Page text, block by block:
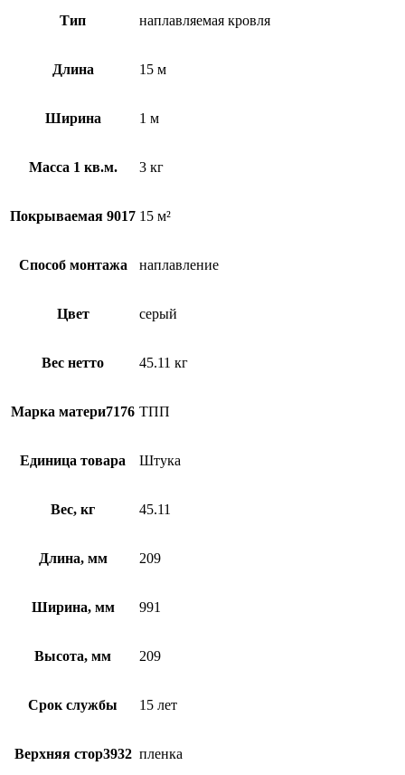
Тип наплавляемая кровля
Длина 15 м
Ширина 1 м
Масса 1 кв.м. 3 кг
Покрываемая 9017 15 м²
Способ монтажа наплавление
Цвет серый
Вес нетто 45.11 кг
Марка матери7176 ТПП
Единица товара Штука
Вес, кг 45.11
Длина, мм 209
Ширина, мм 991
Высота, мм 209
Срок службы 15 лет
Верхняя стор3932 пленка